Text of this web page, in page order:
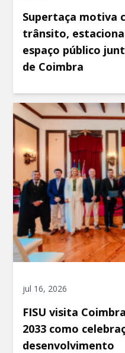
Supertaça motiva
trânsito,
espaço público
de Coimbra
jul 16, 2026
FISU visita
2033 como
desenvolvimento